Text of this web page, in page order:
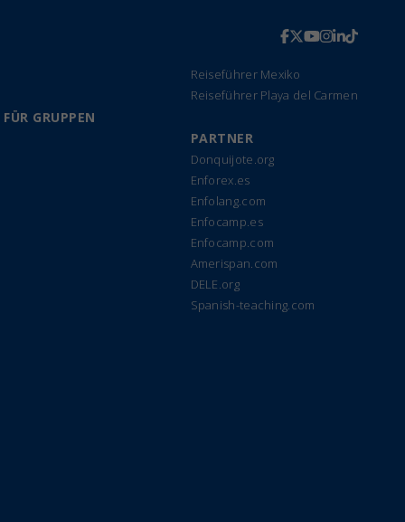
GRUPPEN
Reiseführer Mexiko
Reiseführer Playa del Carmen
PARTNER
Donquijote.org
Enforex.es
Enfolang.com
Enfocamp.es
Enfocamp.com
Amerispan.com
DELE.org
Spanish-teaching.com